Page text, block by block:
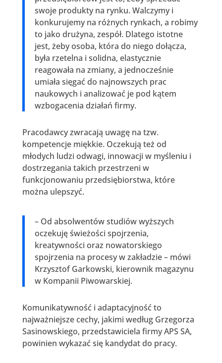
swoje produkty na rynku. Walczymy i
konkurujemy na różnych rynkach, a robimy
to jako drużyna, zespół. Dlatego istotne
jest, żeby osoba, która do niego dołącza,
była rzetelna i solidna, elastycznie
reagowała na zmiany, a jednocześnie
umiała sięgać do najnowszych prac
naukowych i analizować je pod kątem
wzbogacenia działań firmy.
Pracodawcy zwracają uwagę na tzw.
kompetencje miękkie. Oczekują też od
młodych ludzi odwagi, innowacji w myśleniu i
dostrzegania takich przestrzeni w
funkcjonowaniu przedsiębiorstwa, które
można ulepszyć.
– Od absolwentów studiów wyższych
oczekuję świeżości spojrzenia,
kreatywności oraz nowatorskiego
spojrzenia na procesy w zakładzie – mówi
Krzysztof Garkowski, kierownik magazynu
w Kompanii Piwowarskiej.
Komunikatywność i adaptacyjność to
najważniejsze cechy, jakimi według Grzegorza
Sasinowskiego, przedstawiciela firmy APS SA,
powinien wykazać się kandydat do pracy.